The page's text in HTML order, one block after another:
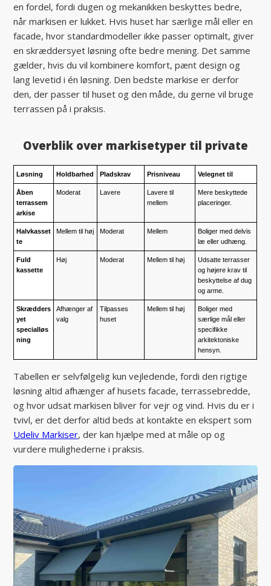
en fordel, fordi dugen og mekanikken beskyttes bedre,
når markisen er lukket. Hvis huset har særlige mål eller en
facade, hvor standardmodeller ikke passer optimalt, giver
en skræddersyet løsning ofte bedre mening. Det samme
gælder, hvis du vil kombinere komfort, pænt design og
lang levetid i én løsning. Den bedste markise er derfor
den, der passer til huset og den måde, du gerne vil bruge
terrassen på i praksis.
Overblik over markisetyper til private
Løsning Holdbarhed Pladskrav Prisniveau Velegnet til
Åben
terrassem
arkise
Moderat Lavere
Lavere til
mellem
Mere beskyttede
placeringer.
Halvkasset
te
Mellem til høj Moderat Mellem
Boliger med delvis
læ eller udhæng.
Fuld
kassette
Høj Moderat Mellem til høj
Udsatte terrasser
og højere krav til
beskyttelse af dug
og arme.
Skrædders
yet
specialløs
ning
Afhænger af
valg
Tilpasses
huset
Mellem til høj
Boliger med
særlige mål eller
specifikke
arkitektoniske
hensyn.
Tabellen er selvfølgelig kun vejledende, fordi den rigtige
løsning altid afhænger af husets facade, terrassebredde,
og hvor udsat markisen bliver for vejr og vind. Hvis du er i
tvivl, er det derfor altid beds at kontakte en ekspert som
Udeliv Markiser, der kan hjælpe med at måle op og
vurdere mulighederne i praksis.